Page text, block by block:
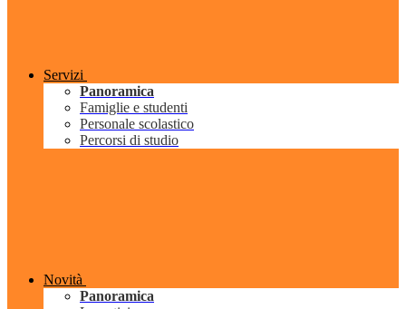
Servizi
Panoramica
Famiglie e studenti
Personale scolastico
Percorsi di studio
Novità
Panoramica